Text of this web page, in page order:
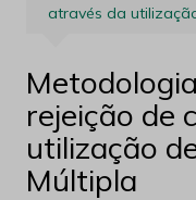
através da
rejeição de
utilização
Múltipla